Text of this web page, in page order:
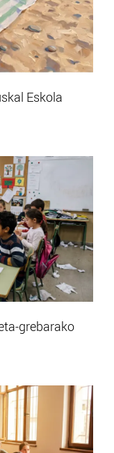
Eskola
grebarako